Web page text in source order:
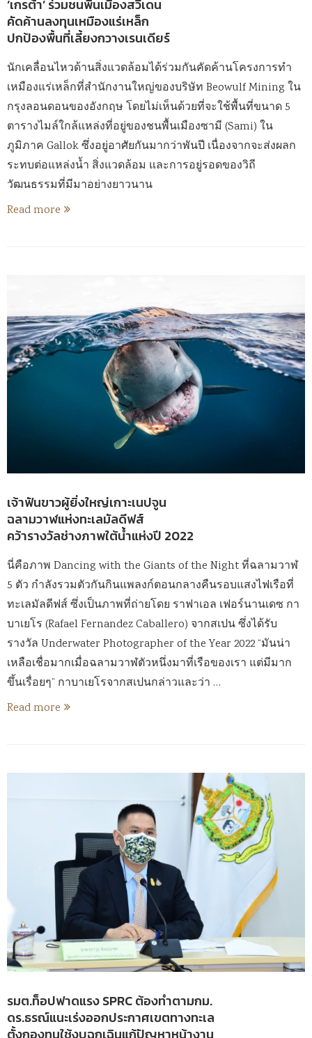
‘เกรต้า’ ร่วมชนพื้นเมืองสวีเดน
คัดค้านลงทุนเหมืองแร่เหล็ก
ปกป้องพื้นที่เลี้ยงกวางเรนเดียร์
นักเคลื่อนไหวด้านสิ่งแวดล้อมได้ร่วมกันคัดค้านโครงการทำ
เหมืองแร่เหล็กที่สำนักงานใหญ่ของบริษัท Beowulf Mining ใน
กรุงลอนดอนของอังกฤษ โดยไม่เห็นด้วยที่จะใช้พื้นที่ขนาด 5
ตารางไมล์ใกล้แหล่งที่อยู่ของชนพื้นเมืองซามี (Sami) ใน
ภูมิภาค Gallok ซึ่งอยู่อาศัยกันมากว่าพันปี เนื่องจากจะส่งผลก
ระทบต่อแหล่งน้ำ สิ่งแวดล้อม และการอยู่รอดของวิถี
วัฒนธรรมที่มีมาอย่างยาวนาน
Read more
เจ้าฟันขาวผู้ยิ่งใหญ่เกาะเนปจูน
ฉลามวาฬแห่งทะเลมัลดีฟส์
คว้ารางวัลช่างภาพใต้น้ำแห่งปี 2022
นี่คือภาพ Dancing with the Giants of the Night ที่ฉลามวาฬ
5 ตัว กำลังรวมตัวกันกินแพลงก์ตอนกลางคืนรอบแสงไฟเรือที่
ทะเลมัลดีฟส์ ซึ่งเป็นภาพที่ถ่ายโดย ราฟาเอล เฟอร์นานเดซ กา
บาเยโร (Rafael Fernandez Caballero) จากสเปน ซึ่งได้รับ
รางวัล Underwater Photographer of the Year 2022 “มันน่า
เหลือเชื่อมากเมื่อฉลามวาฬตัวหนึ่งมาที่เรือของเรา แต่มีมาก
ขึ้นเรื่อยๆ” กาบาเยโรจากสเปนกล่าวและว่า …
Read more
รมต.ท็อปฟาดแรง SPRC ต้องทำตามกม.
ดร.ธรณ์แนะเร่งออกประกาศเขตทางทะเล
ตั้งกองทุนใช้งบฉุกเฉินแก้ปัญหาหน้างาน